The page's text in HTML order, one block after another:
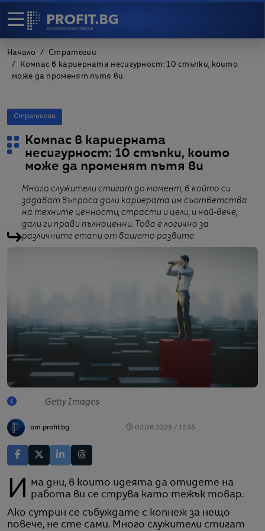
Начало
Стратегии
Компас в кариерната несигурност: 10 стъпки, които
може да променят пътя ви
Стратегии
Компас в кариерната
несигурност: 10 стъпки, които
може да променят пътя ви
Много служители стигат до момент, в който си
задават въпроса дали кариерата им съответства
на техните ценности, страсти и цели, и най-вече,
дали ги прави пълноценни. Това е логично за
различните етапи от вашето развите
Getty Images
от profit.bg 02.06.2025 / 11:35
Има дни, в които идеята да отидете на
работа ви се струва като тежък товар.
Ако сутрин се събуждате с копнеж за нещо
повече, не сте сами. Много служители стигат